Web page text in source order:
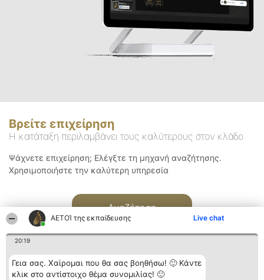
ΑΕΤΟΊ της εκπαίδευσης Live chat
20:19
Γεια σας. Χαίρομαι που θα σας βοηθήσω! 🙂 Κάντε
κλικ στο αντίστοιχο θέμα συνομιλίας! 🙂
Βρείτε επιχείρηση
Η κατάταξη περιλαμβάνει τους καλύτερους στον κλάδο
Ψάχνετε επιχείρηση; Ελέγξτε τη μηχανή αναζήτησης.
Χρησιμοποιήστε την καλύτερη υπηρεσία
Αναζήτηση